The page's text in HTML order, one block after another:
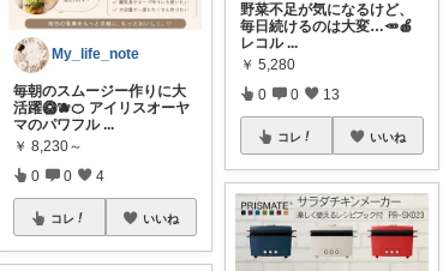
My_life_note
毎朝のスムージー作りに大
活躍🥝🫐🍊 アイリスオーヤ
マのパワフル ...
￥ 8,230～
0 0 4
コレ いいね
野菜不足が気になるけど、
毎日続けるのは大変…🥕🍎
レコル ...
￥ 5,280
0 0 13
コレ いいね